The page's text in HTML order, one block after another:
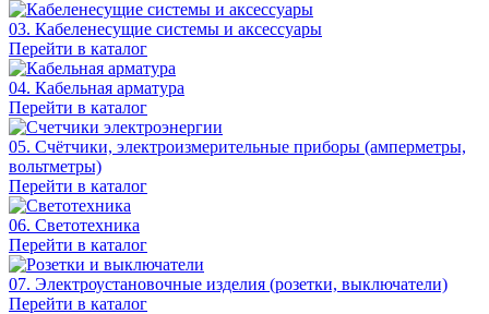
03. Кабеленесущие системы и аксессуары
Перейти в каталог
04. Кабельная арматура
Перейти в каталог
05. Счётчики, электроизмерительные приборы (амперметры,
вольтметры)
Перейти в каталог
06. Светотехника
Перейти в каталог
07. Электроустановочные изделия (розетки, выключатели)
Перейти в каталог